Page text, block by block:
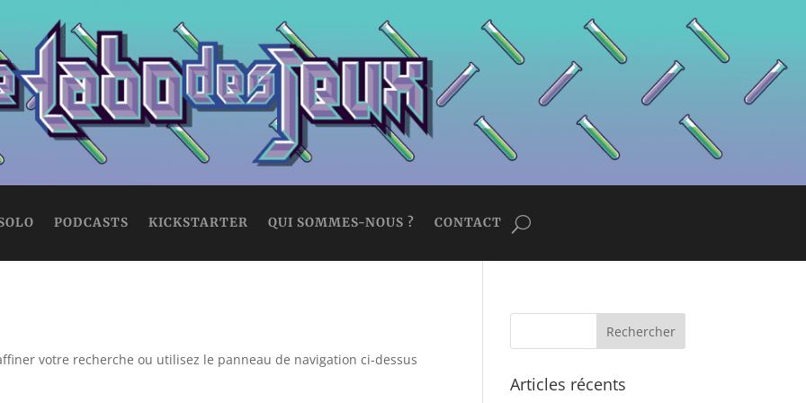
PODCASTS KICKSTARTER QUI SOMMES-NOUS ? CONTACT
votre recherche ou utilisez le panneau de navigation ci-dessus
Articles récents